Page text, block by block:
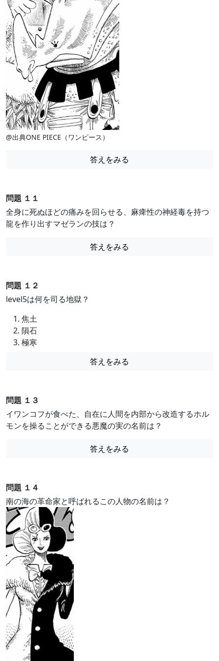
@出典ONE PIECE（ワンピース）
答えをみる
問題 １１
全身に死ぬほどの痛みを回らせる、麻痺性の神経毒を持つ
龍を作り出すマゼランの技は？
答えをみる
問題 １２
level5は何を司る地獄？
焦土
隕石
極寒
答えをみる
問題 １３
イワンコフが食べた、自在に人間を内部から改造するホル
モンを操ることができる悪魔の実の名前は？
答えをみる
問題 １４
南の海の革命家と呼ばれるこの人物の名前は？